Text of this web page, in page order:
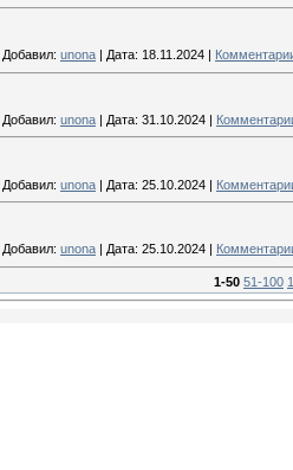
Добавил: unona Дата: 18.11.2024
Добавил: unona | Дата: 31.10.2024 |
Добавил: unona | Дата: 25.10.2024 |
Добавил: unona Дата: 25.10.2024
1-50 51-100